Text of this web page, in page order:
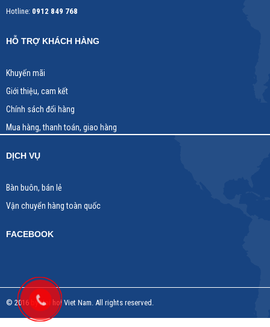
Hotline: 0912 849 768​​
HỖ TRỢ KHÁCH HÀNG
Khuyến mãi
Giới thiệu, cam kết
Chính sách đổi hàng
Mua hàng, thanh toán, giao hàng
DỊCH VỤ
Bàn buôn, bán lẻ
Vận chuyển hàng toàn quốc
FACEBOOK
© 2016 by Noi hoi Viet Nam. All rights reserved.